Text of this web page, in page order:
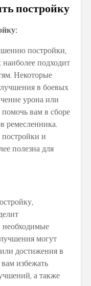
постройку
постройки,
наиболее подходит
Некоторые
в боевых
урона или
вам в сборе
ремесленника.
и
полезна для
необходимые
могут
достижения в
избежать
а также